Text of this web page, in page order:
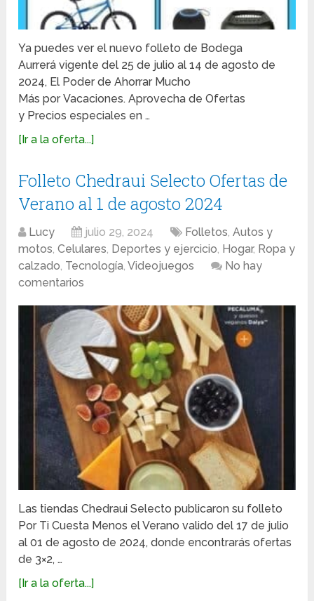
Ya puedes ver el nuevo folleto de Bodega
Aurrerá vigente del 25 de julio al 14 de agosto de
2024, El Poder de Ahorrar Mucho
Más por Vacaciones. Aprovecha de Ofertas
y Precios especiales en …
[Ir a la oferta...]
Folleto Chedraui Selecto Ofertas de
Verano al 1 de agosto 2024
Lucy julio 29, 2024 Folletos,Autos y
motos,Celulares, Deportes y ejercicio, Hogar, Ropa y
calzado, Tecnología,Videojuegos
No hay
comentarios
Las tiendas Chedraui Selecto publicaron su folleto
Por Ti Cuesta Menos el Verano valido del 17 de julio
al 01 de agosto de 2024, donde encontrarás ofertas
de 3×2, …
[Ir a la oferta...]